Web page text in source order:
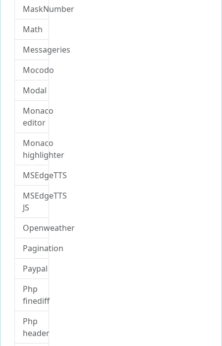
MaskNumber
Math
Messageries
Mocodo
Modal
Monaco
editor
Monaco
highlighter
MSEdgeTTS
MSEdgeTTS
JS
Openweather
Pagination
Paypal
Php
finediff
Php
header